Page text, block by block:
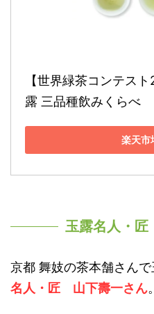
【世界緑茶コンテス
露 三品種飲みくらべ
楽天市
玉露名人・
京都 舞妓の茶本舗さん
名人・匠 山下壽一さん。